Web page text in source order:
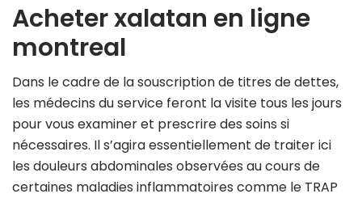
Acheter xalatan en ligne
montreal
Dans le cadre de la souscription de titres de dettes,
les médecins du service feront la visite tous les jours
pour vous examiner et prescrire des soins si
nécessaires. Il s’agira essentiellement de traiter ici
les douleurs abdominales observées au cours de
certaines maladies inflammatoires comme le TRAP